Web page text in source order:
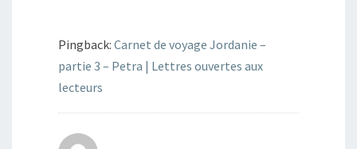
Pingback: Carnet de voyage Jordanie –
partie 3 – Petra | Lettres ouvertes aux
lecteurs